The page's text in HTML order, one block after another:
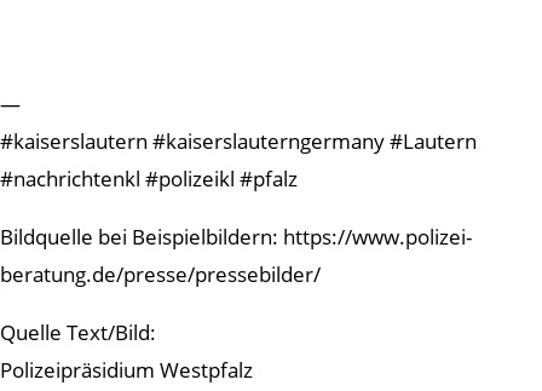
—
#kaiserslautern #kaiserslauterngermany #Lautern
#nachrichtenkl #polizeikl #pfalz
Bildquelle bei Beispielbildern: https://www.polizei-
beratung.de/presse/pressebilder/
Quelle Text/Bild:
Polizeipräsidium Westpfalz